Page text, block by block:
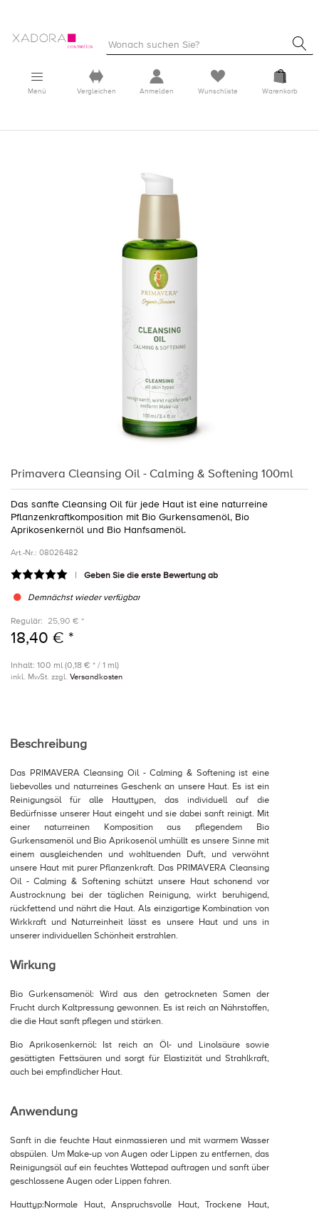
Menü Vergleichen Anmelden Wunschliste Warenkorb
Primavera Cleansing Oil - Calming & Softening 100ml
Das sanfte Cleansing Oil für jede Haut ist eine naturreine
Pflanzenkraftkomposition mit Bio Gurkensamenöl, Bio
Aprikosenkernöl und Bio Hanfsamenöl.
Art.-Nr.: 08026482
Geben Sie die erste Bewertung ab
Demnächst wieder verfügbar
Regulär: 25,90 € *
18,40 € *
Inhalt: 100 ml (0,18 € * / 1 ml)
inkl. MwSt. zzgl. Versandkosten
Beschreibung
Das PRIMAVERA Cleansing Oil - Calming & Softening ist eine
liebevolles und naturreines Geschenk an unsere Haut. Es ist ein
Reinigungsöl für alle Hauttypen, das individuell auf die
Bedürfnisse unserer Haut eingeht und sie dabei sanft reinigt. Mit
einer naturreinen Komposition aus pflegendem Bio
Gurkensamenöl und Bio Aprikosenöl umhüllt es unsere Sinne mit
einem ausgleichenden und wohltuenden Duft, und verwöhnt
unsere Haut mit purer Pflanzenkraft. Das PRIMAVERA Cleansing
Oil - Calming & Softening schützt unsere Haut schonend vor
Austrocknung bei der täglichen Reinigung, wirkt beruhigend,
rückfettend und nährt die Haut. Als einzigartige Kombination von
Wirkkraft und Naturreinheit lässt es unsere Haut und uns in
unserer individuellen Schönheit erstrahlen.
Wirkung
Bio Gurkensamenöl: Wird aus den getrockneten Samen der
Frucht durch Kaltpressung gewonnen. Es ist reich an Nährstoffen,
die die Haut sanft pflegen und stärken.
Bio Aprikosenkernöl: Ist reich an Öl- und Linolsäure sowie
gesättigten Fettsäuren und sorgt für Elastizität und Strahlkraft,
auch bei empfindlicher Haut.
Anwendung
Sanft in die feuchte Haut einmassieren und mit warmem Wasser
abspülen. Um Make-up von Augen oder Lippen zu entfernen, das
Reinigungsöl auf ein feuchtes Wattepad auftragen und sanft über
geschlossene Augen oder Lippen fahren.
Hauttyp:Normale Haut, Anspruchsvolle Haut, Trockene Haut,